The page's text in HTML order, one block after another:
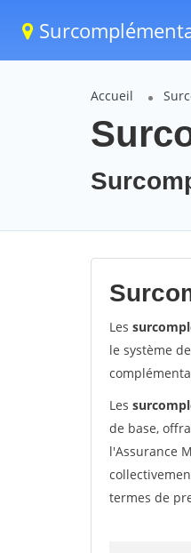
Accueil
Les
le système
Les
de base,
l'Assurance
termes de